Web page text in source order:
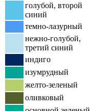
голубой, второй
синий
темно-лазурный
нежно-голубой,
третий синий
индиго
изумрудный
желто-зеленый
оливковый